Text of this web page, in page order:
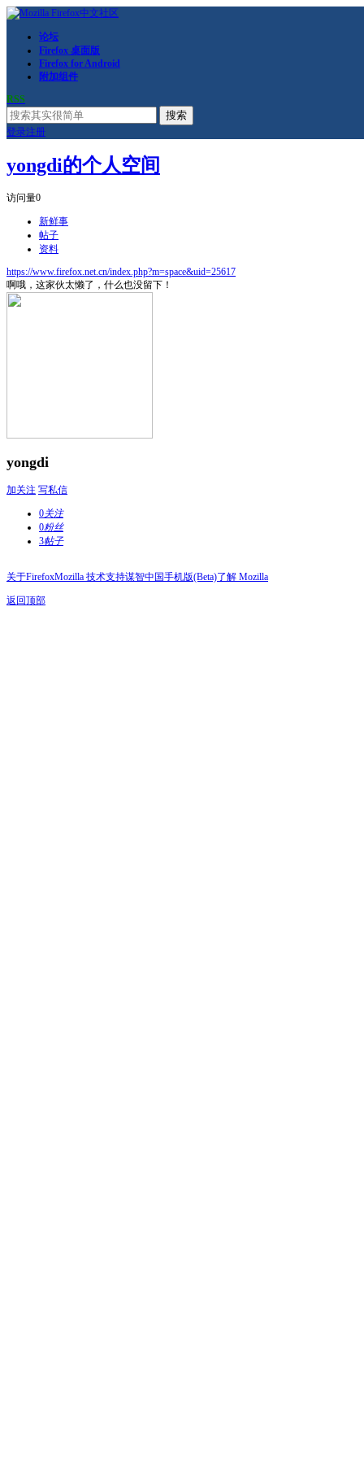
论坛
Firefox 桌面版
Firefox for Android
附加组件
RSS
搜索
登录注册
yongdi的个人空间
访问量0
新鲜事
帖子
资料
https://www.firefox.net.cn/index.php?m=space&uid=25617
啊哦，这家伙太懒了，什么也没留下！
yongdi
加关注 写私信
0关注
0粉丝
3帖子
关于FirefoxMozilla 技术支持谋智中国手机版(Beta)了解 Mozilla
返回顶部